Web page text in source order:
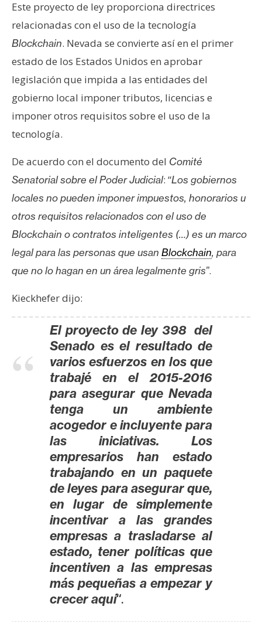
l
i
s
i
N
o
t
a
d
e
P
r
n
s
a
m
R
C
n
Este proyecto de ley proporciona directrices
relacionadas con el uso de la tecnología
Blockchain. Nevada se convierte así en el primer
estado de los Estados Unidos en aprobar
legislación que impida a las entidades del
gobierno local imponer tributos, licencias e
imponer otros requisitos sobre el uso de la
tecnología.
De acuerdo con el documento del Comité
Senatorial sobre el Poder Judicial: “Los gobiernos
locales no pueden imponer impuestos, honorarios u
otros requisitos relacionados con el uso de
Blockchain o contratos inteligentes (…) es un marco
legal para las personas que usan Blockchain, para
que no lo hagan en un área legalmente gris”.
Kieckhefer dijo:
El proyecto de ley 398 del
Senado es el resultado de
varios esfuerzos en los que
trabajé en el 2015-2016
para asegurar que Nevada
tenga un ambiente
acogedor e incluyente para
las iniciativas. Los
empresarios han estado
trabajando en un paquete
de leyes para asegurar que,
en lugar de simplemente
incentivar a las grandes
empresas a trasladarse al
estado, tener políticas que
incentiven a las empresas
más pequeñas a empezar y
crecer aquí“.